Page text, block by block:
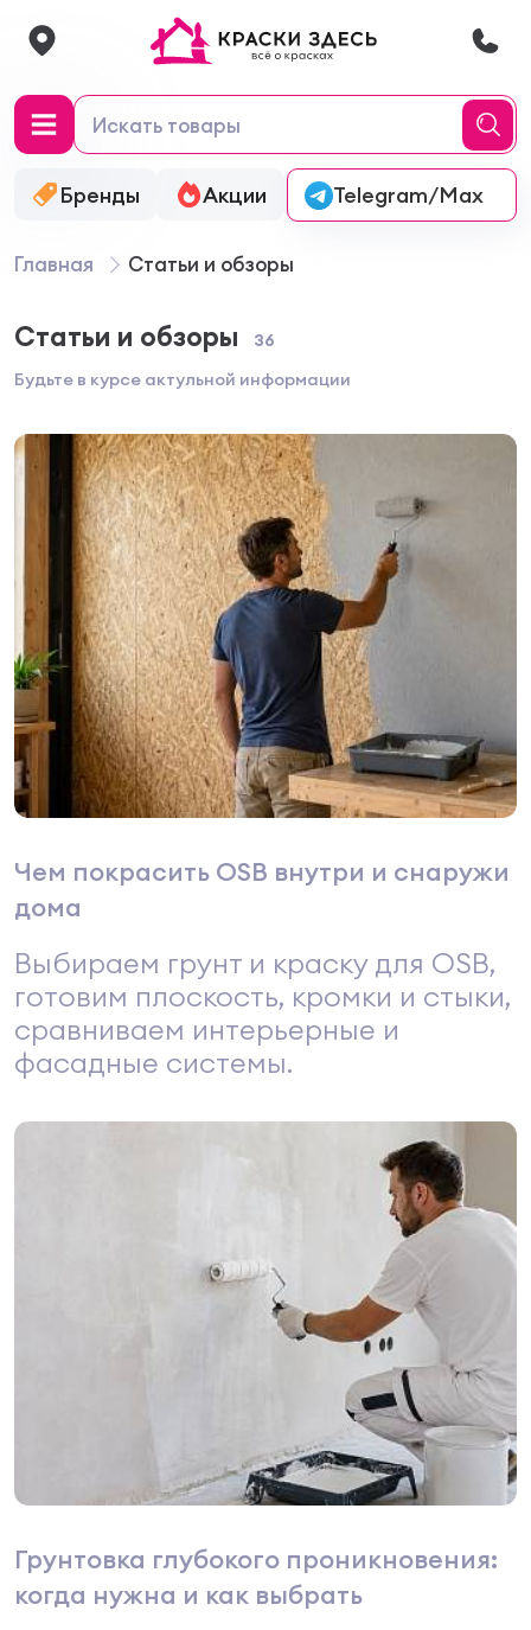
Бренды Акции Онлайн-колеровка
Telegram/Max
Главная Статьи и обзоры
Статьи и обзоры
36
Будьте в курсе актульной информации
Чем покрасить OSB внутри и снаружи
дома
Выбираем грунт и краску для OSB,
готовим плоскость, кромки и стыки,
сравниваем интерьерные и
фасадные системы.
Грунтовка глубокого проникновения:
когда нужна и как выбрать